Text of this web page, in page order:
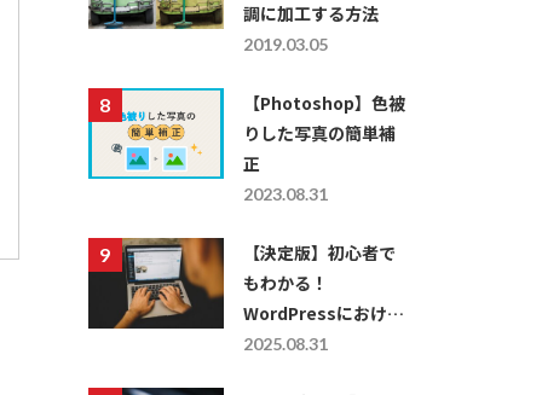
調に加工する方法
2019.03.05
【Photoshop】色被
りした写真の簡単補
正
2023.08.31
【決定版】初心者で
もわかる！
WordPressにおける
レスポンシブ対応の
2025.08.31